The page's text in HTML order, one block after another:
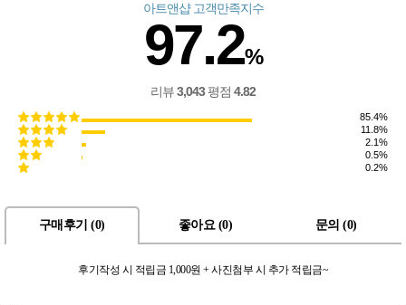
아트앤샵 고객만족지수
97.2%
리뷰3,043평점 4.82
85.4%
11.8%
2.1%
0.5%
0.2%
구매후기 (0) 좋아요 (0) 문의 (0)
후기작성 시 적립금 1,000원 + 사진첨부 시 추가 적립금~